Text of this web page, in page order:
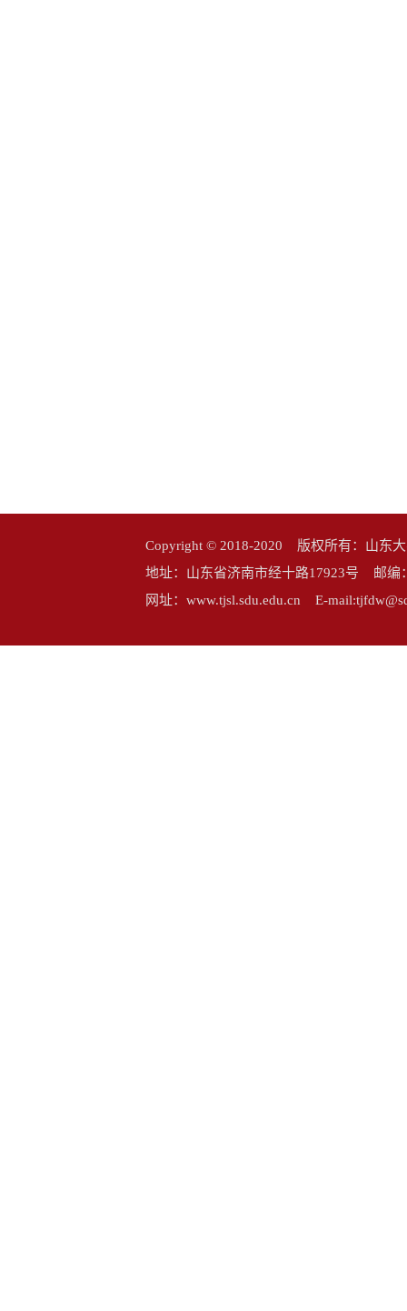
Copyright © 2018-2020 版权所有：山东
地址：山东省济南市经十路17923号 邮
网址：www.tjsl.sdu.edu.cn E-